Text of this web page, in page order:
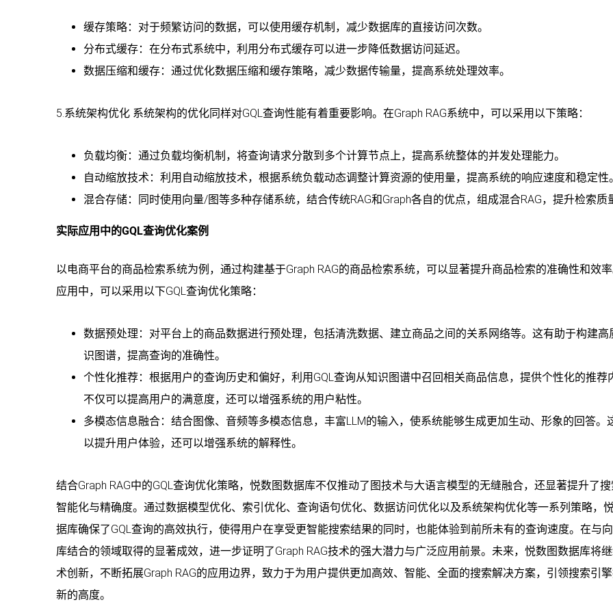
缓存策略：对于频繁访问的数据，可以使用缓存机制，减少数据库的直接访问次数。
分布式缓存：在分布式系统中，利用分布式缓存可以进一步降低数据访问延迟。
数据压缩和缓存：通过优化数据压缩和缓存策略，减少数据传输量，提高系统处理效率。
5.系统架构优化 系统架构的优化同样对GQL查询性能有着重要影响。在Graph RAG系统中，可以采用以下策略：
负载均衡：通过负载均衡机制，将查询请求分散到多个计算节点上，提高系统整体的并发处理能力。
自动缩放技术：利用自动缩放技术，根据系统负载动态调整计算资源的使用量，提高系统的响应速度和稳定性。
混合存储：同时使用向量/图等多种存储系统，结合传统RAG和Graph各自的优点，组成混合RAG，提升检索质
实际应用中的GQL查询优化案例
以电商平台的商品检索系统为例，通过构建基于Graph RAG的商品检索系统，可以显著提升商品检索的准确性和效
应用中，可以采用以下GQL查询优化策略：
数据预处理：对平台上的商品数据进行预处理，包括清洗数据、建立商品之间的关系网络等。这有助于构建高
识图谱，提高查询的准确性。
个性化推荐：根据用户的查询历史和偏好，利用GQL查询从知识图谱中召回相关商品信息，提供个性化的推荐
不仅可以提高用户的满意度，还可以增强系统的用户粘性。
多模态信息融合：结合图像、音频等多模态信息，丰富LLM的输入，使系统能够生成更加生动、形象的回答。
以提升用户体验，还可以增强系统的解释性。
结合Graph RAG中的GQL查询优化策略，悦数图数据库不仅推动了图技术与大语言模型的无缝融合，还显著提升了
智能化与精确度。通过数据模型优化、索引优化、查询语句优化、数据访问优化以及系统架构优化等一系列策略，
据库确保了GQL查询的高效执行，使得用户在享受更智能搜索结果的同时，也能体验到前所未有的查询速度。在与
库结合的领域取得的显著成效，进一步证明了Graph RAG技术的强大潜力与广泛应用前景。未来，悦数图数据库将
术创新，不断拓展Graph RAG的应用边界，致力于为用户提供更加高效、智能、全面的搜索解决方案，引领搜索引
新的高度。